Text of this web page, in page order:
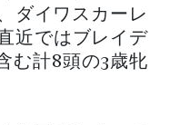
ダイワスカーレ
近ではブレイデ
む計8頭の3歳牝